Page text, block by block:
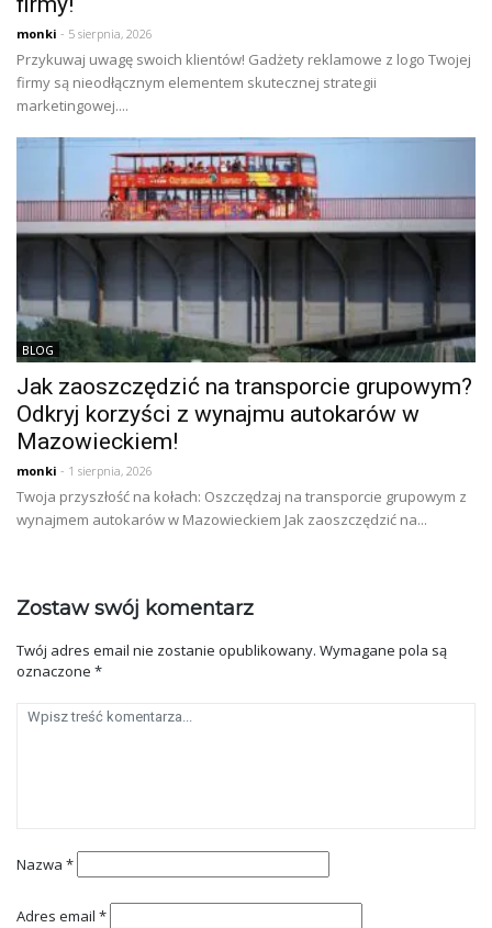
monki - 5 sierpnia, 2026
Przykuwaj uwagę swoich klientów! Gadżety reklamowe z logo Twojej
firmy są nieodłącznym elementem skutecznej strategii
marketingowej....
BLOG
Jak zaoszczędzić na transporcie grupowym?
Odkryj korzyści z wynajmu autokarów w
Mazowieckiem!
monki - 1 sierpnia, 2026
Twoja przyszłość na kołach: Oszczędzaj na transporcie grupowym z
wynajmem autokarów w Mazowieckiem Jak zaoszczędzić na...
Zostaw swój komentarz
Twój adres email nie zostanie opublikowany. Wymagane pola są
oznaczone *
Nazwa *
Adres email *